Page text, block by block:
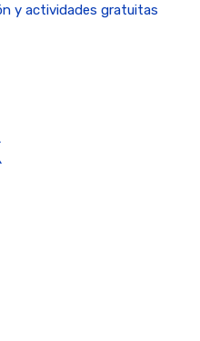
y actividades gratuitas